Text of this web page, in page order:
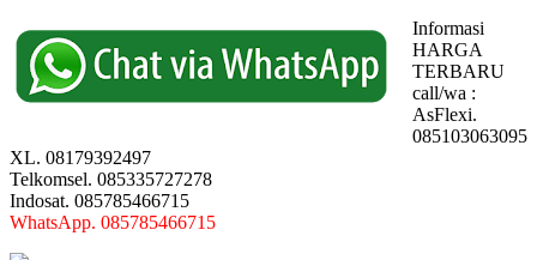
Informasi
HARGA
TERBARU
call/wa :
AsFlexi.
085103063095
XL. 08179392497
Telkomsel. 085335727278
Indosat. 085785466715
WhatsApp. 085785466715